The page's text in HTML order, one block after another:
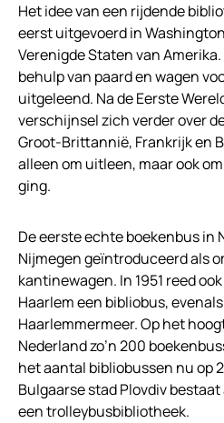
Het idee van een rijdende
eerst uitgevoerd in
Verenigde Staten van
behulp van paard en wagen
uitgeleend. Na de Eerste
verschijnsel zich verder over
Groot-Brittannië, Frankrijk en
alleen om uitleen, maar ook
ging.
De eerste echte boekenbus in
Nijmegen geïntroduceerd als
kantinewagen. In 1951 reed
Haarlem een bibliobus,
Haarlemmermeer. Op het
Nederland zo’n 200
het aantal bibliobussen nu op
Bulgaarse stad Plovdiv
een trolleybusbibliotheek.